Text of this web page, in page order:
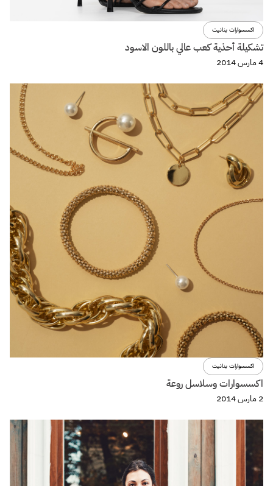
اكسسوارات بنانيت
تشكيلة أحذية كعب عالي باللون الاسود
4 مارس 2014
اكسسوارات بنانيت
اكسسوارات وسلاسل روعة
2 مارس 2014